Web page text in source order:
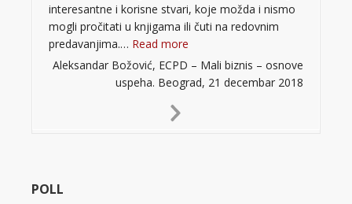
interesantne i korisne stvari, koje možda i nismo
mogli pročitati u knjigama ili čuti na redovnim
predavanjima.… Read more
Aleksandar Božović, ECPD – Mali biznis – osnove
uspeha. Beograd, 21 decembar 2018
Next
POLL